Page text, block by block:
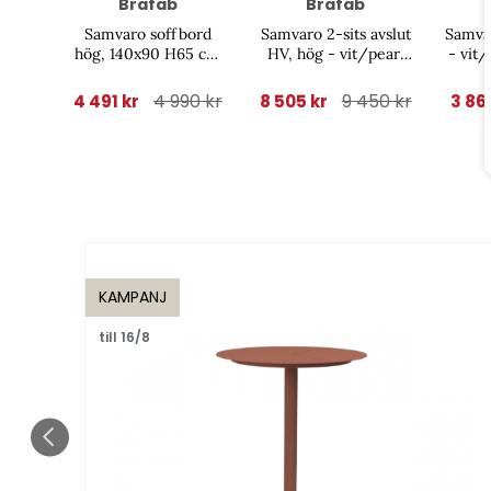
Brafab
Samvaro soffbord
hög, 140x90 H65 cm
4 491 kr 4 990 kr
Brafab
Samvaro 2-sits avslut
HV, hög - vit/pearl
8 505 kr 9 450 kr
- vit/
3
KAMPANJ
till 16/8